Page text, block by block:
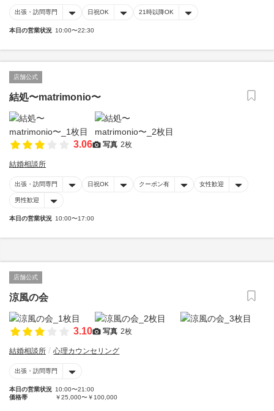
出張・訪問専門 日祝OK 21時以降OK
本日の営業状況 10:00〜22:30
店舗公式
結処〜matrimonio〜
3.06 写真 2枚
結婚相談所
出張・訪問専門 日祝OK クーポン有 女性歓迎
男性歓迎
本日の営業状況 10:00〜17:00
店舗公式
涼風の会
3.10 写真 2枚
結婚相談所 心理カウンセリング
出張・訪問専門
本日の営業状況 10:00〜21:00
価格帯
￥25,000〜￥100,000